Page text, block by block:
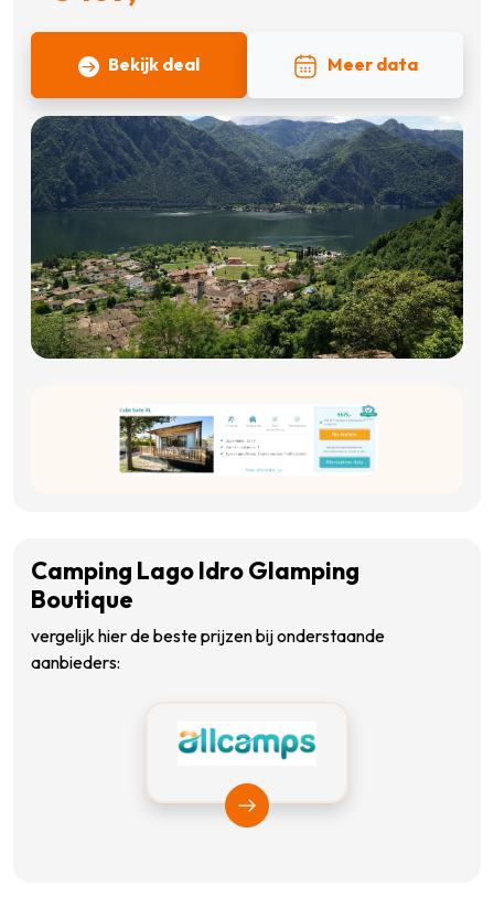
Bekijk deal Meer data
Camping Lago Idro Glamping
Boutique
vergelijk hier de beste prijzen bij onderstaande
aanbieders:
Bekijk Allcamps